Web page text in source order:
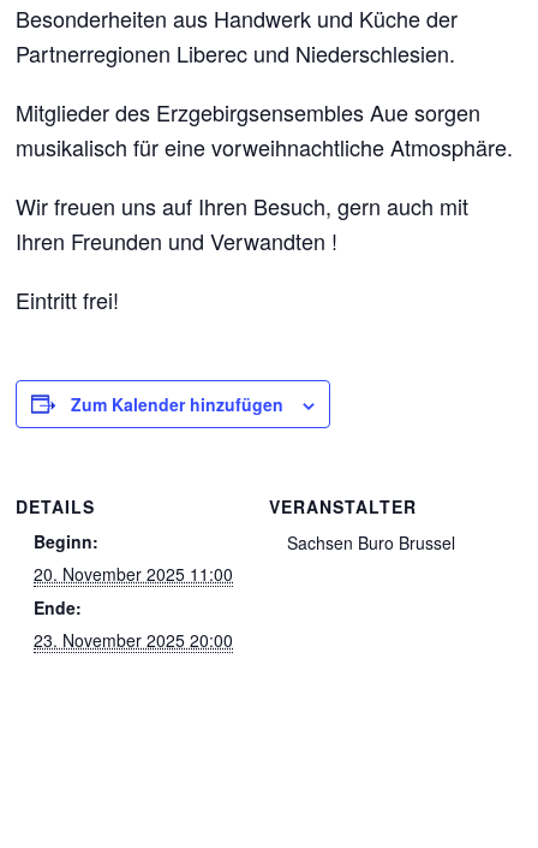
Besonderheiten aus Handwerk und Küche der
Partnerregionen Liberec und Niederschlesien.
Mitglieder des Erzgebirgsensembles Aue sorgen
musikalisch für eine vorweihnachtliche Atmosphäre.
Wir freuen uns auf Ihren Besuch, gern auch mit
Ihren Freunden und Verwandten !
Eintritt frei!
Zum Kalender hinzufügen
DETAILS
Beginn:
20. November 2025 11:00
Ende:
23. November 2025 20:00
VERANSTALTER
Sachsen Buro Brussel